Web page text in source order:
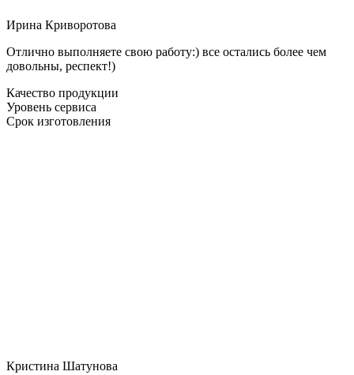
Ирина Криворотова
Отлично выполняете свою работу:) все остались более чем
довольны, респект!)
Качество продукции
Уровень сервиса
Срок изготовления
Кристина Шатунова